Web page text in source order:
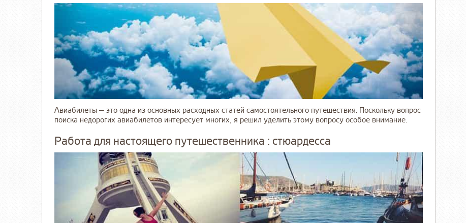
Авиабилеты — это одна из основных расходных статей самостоятельного путешествия. Поскольку вопрос
поиска недорогих авиабилетов интересует многих, я решил уделить этому вопросу особое внимание.
Работа для настоящего путешественника : стюардесса